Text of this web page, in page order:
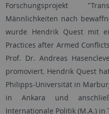
Forschungsprojekt
Männlichkeiten nach
wurde Hendrik Quest mit
Practices after Armed
Prof. Dr. Andreas
promoviert. Hendrik Quest
Philipps-Universität in
in Ankara und
Internationale Politik (M.A.)